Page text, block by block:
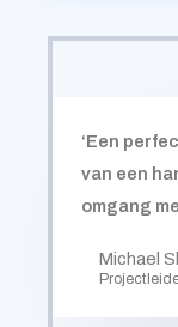
‘Een
van een
omgang
Michael